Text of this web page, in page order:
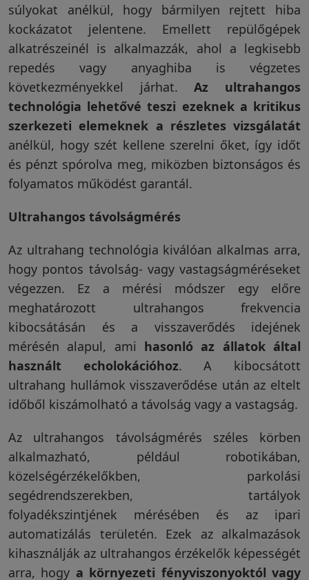
súlyokat anélkül, hogy bármilyen rejtett hiba
kockázatot jelentene. Emellett repülőgépek
alkatrészeinél is alkalmazzák, ahol a legkisebb
repedés vagy anyaghiba is végzetes
következményekkel járhat.Az ultrahangos
technológia lehetővé teszi ezeknek a kritikus
szerkezeti elemeknek a részletes vizsgálatát
anélkül, hogy szét kellene szerelni őket, így időt
és pénzt spórolva meg, miközben biztonságos és
folyamatos működést garantál.
Ultrahangos távolságmérés
Az ultrahang technológia kiválóan alkalmas arra,
hogy pontos távolság- vagy vastagságméréseket
végezzen. Ez a mérési módszer egy előre
meghatározott ultrahangos frekvencia
kibocsátásán és a visszaverődés idejének
mérésén alapul, ami hasonló az állatok által
használt echolokációhoz. A kibocsátott
ultrahang hullámok visszaverődése után az eltelt
időből kiszámolható a távolság vagy a vastagság.
Az ultrahangos távolságmérés széles körben
alkalmazható, például robotikában,
közelségérzékelőkben, parkolási
segédrendszerekben, tartályok
folyadékszintjének mérésében és az ipari
automatizálás területén. Ezek az alkalmazások
kihasználják az ultrahangos érzékelők képességét
arra, hogy a környezeti fényviszonyoktól vagy